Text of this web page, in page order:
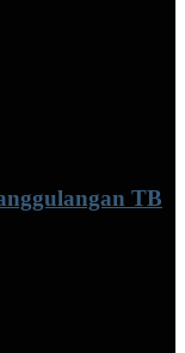
TB